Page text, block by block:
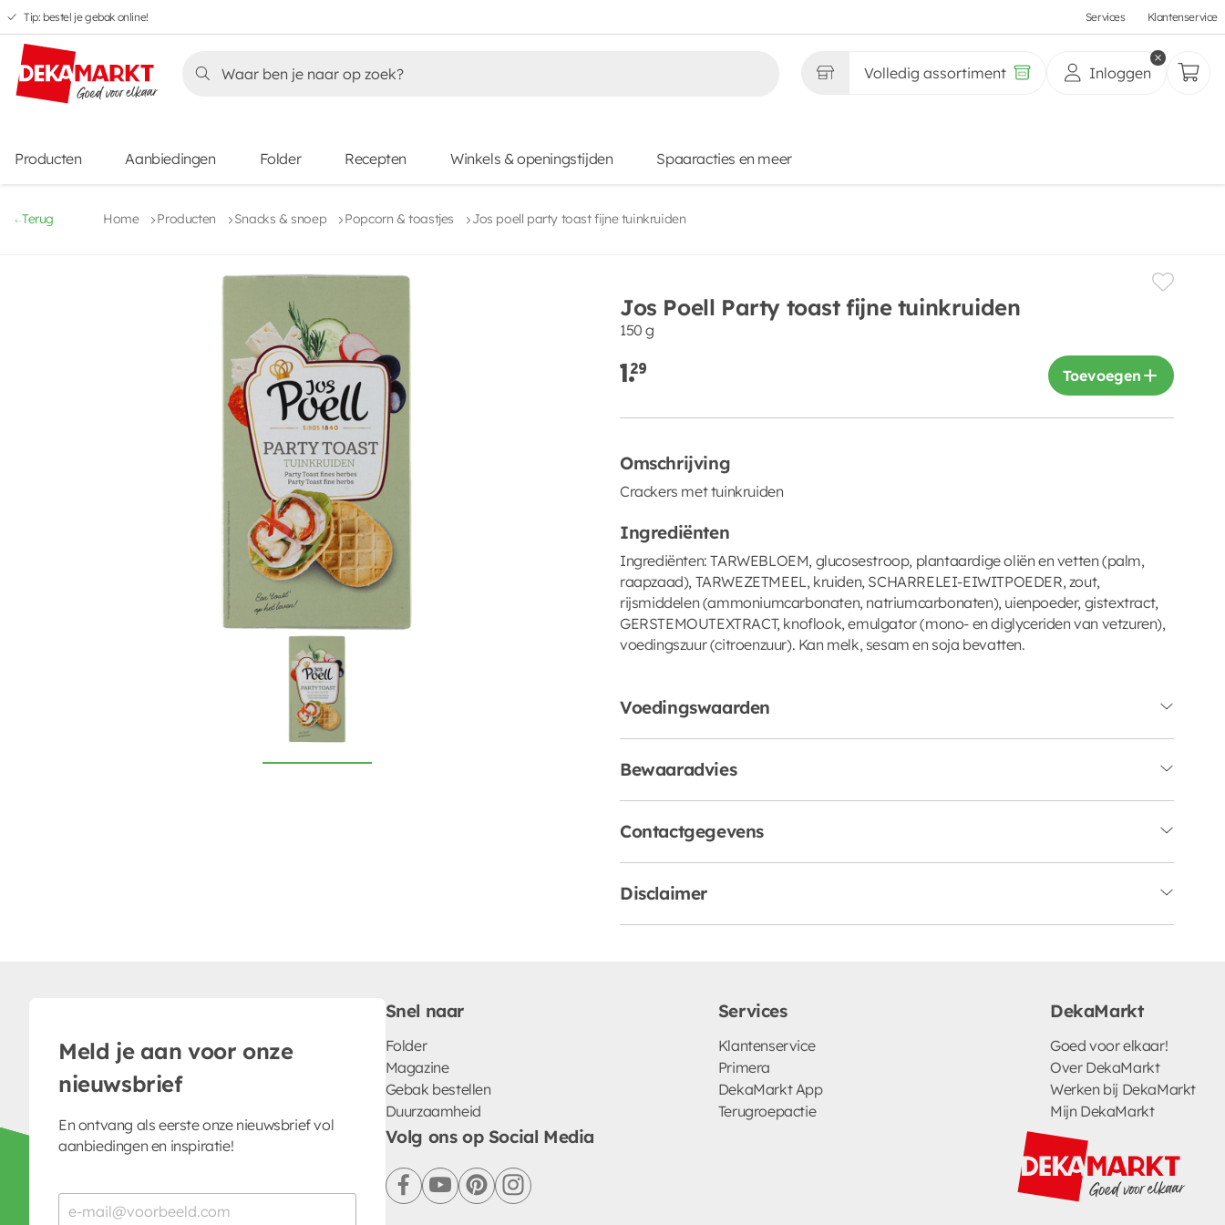
Overslaan
naar
hoofdnavigatie
Overslaan
naar
hoofdinhoud
Overslaan
naar
voettekstinhoud
Overslaan
naar
aanbiedingen
Tip: bestel je gebak online! Services Klantenservice
Volledig assortiment Inloggen
Producten Aanbiedingen Folder Recepten Winkels & openingstijden Spaaracties en meer
Terug Home Producten Snacks & snoep Popcorn & toastjes Jos poell party toast fijne tuinkruiden
Jos Poell Party toast fijne tuinkruiden
150 g
1.29 Toevoegen
Omschrijving
Crackers met tuinkruiden
Ingrediënten
Ingrediënten: TARWEBLOEM, glucosestroop, plantaardige oliën en vetten (palm,
raapzaad), TARWEZETMEEL, kruiden, SCHARRELEI-EIWITPOEDER, zout,
rijsmiddelen (ammoniumcarbonaten, natriumcarbonaten), uienpoeder, gistextract,
GERSTEMOUTEXTRACT, knoflook, emulgator (mono- en diglyceriden van vetzuren),
voedingszuur (citroenzuur). Kan melk, sesam en soja bevatten.
Voedingswaarden
Bewaaradvies
Contactgegevens
Disclaimer
Meld je aan voor onze
nieuwsbrief
En ontvang als eerste onze nieuwsbrief vol
aanbiedingen en inspiratie!
Snel naar
Folder
Magazine
Gebak bestellen
Duurzaamheid
Services
Klantenservice
Primera
DekaMarkt App
Terugroepactie
DekaMarkt
Goed voor elkaar!
Over DekaMarkt
Werken bij DekaMarkt
Mijn DekaMarkt
Volg ons op Social Media
facebookyoutubepinterestinstagram